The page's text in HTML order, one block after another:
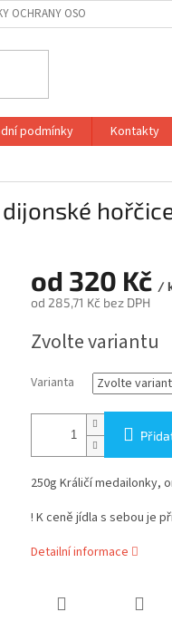
OCHRANY OSOBNÍCH ÚDAJŮ
podmínky
Kontakty
od 320 Kč /
od 285,71 Kčbez DPH
cena:
Zvolte variantu
Varianta
250g Králičí medailonky,
! K ceně jídla s sebou je
Detailní informace